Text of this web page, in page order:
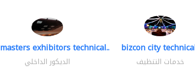
masters exhibitors technical..
الديكور الداخلي
bizcon city
خدمات التنظيف